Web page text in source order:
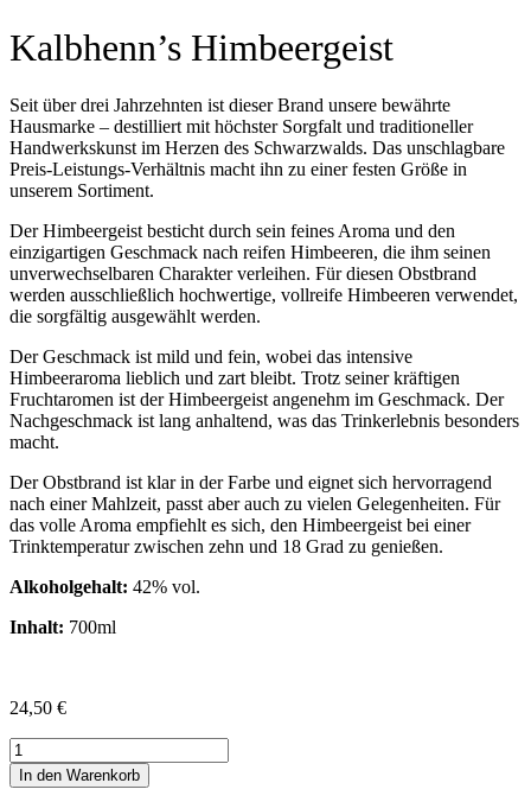
Kalbhenn’s Himbeergeist
Seit über drei Jahrzehnten ist dieser Brand unsere bewährte
Hausmarke – destilliert mit höchster Sorgfalt und traditioneller
Handwerkskunst im Herzen des Schwarzwalds. Das unschlagbare
Preis-Leistungs-Verhältnis macht ihn zu einer festen Größe in
unserem Sortiment.
Der Himbeergeist besticht durch sein feines Aroma und den
einzigartigen Geschmack nach reifen Himbeeren, die ihm seinen
unverwechselbaren Charakter verleihen. Für diesen Obstbrand
werden ausschließlich hochwertige, vollreife Himbeeren verwendet,
die sorgfältig ausgewählt werden.
Der Geschmack ist mild und fein, wobei das intensive
Himbeeraroma lieblich und zart bleibt. Trotz seiner kräftigen
Fruchtaromen ist der Himbeergeist angenehm im Geschmack. Der
Nachgeschmack ist lang anhaltend, was das Trinkerlebnis besonders
macht.
Der Obstbrand ist klar in der Farbe und eignet sich hervorragend
nach einer Mahlzeit, passt aber auch zu vielen Gelegenheiten. Für
das volle Aroma empfiehlt es sich, den Himbeergeist bei einer
Trinktemperatur zwischen zehn und 18 Grad zu genießen.
Alkoholgehalt: 42% vol.
Inhalt: 700ml
24,50 €
Kalbhenn's
Himbeergeist
Menge
In den Warenkorb